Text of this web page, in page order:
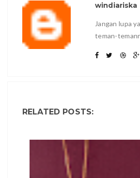
windiariska
Jangan lupa
teman-
RELATED POSTS: